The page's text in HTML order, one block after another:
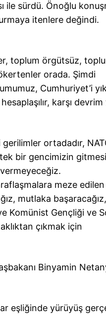
ile sürdü. Önoğlu
itenlere değindi.
toplum örgütsüz,
orada. Şimdi
Cumhuriyet’i
karşı
ortadadır,
bir gencimizin
vermeyeceğiz.
meze
mutlaka
Komünist Gençliği ve
çıkmak için
Binyamin
eşliğinde yürüyüş